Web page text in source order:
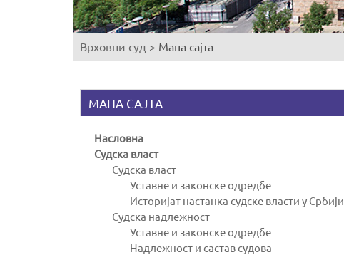
You
here
Врховни суд > Мапа сајта
МАПА САЈТА
Насловна
Судска власт
Судска власт
Уставне и законске одредбе
Историјат настанка судске власти у Србији
Судска надлежност
Уставне и законске одредбе
Надлежност и састав судова